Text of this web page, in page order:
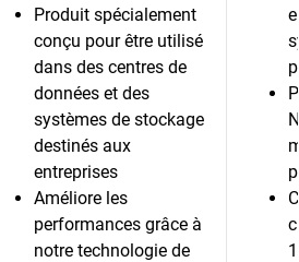
Produit spécialement
conçu pour être utilisé
dans des centres de
données et des
systèmes de stockage
destinés aux
entreprises
Améliore les
performances grâce à
notre technologie de